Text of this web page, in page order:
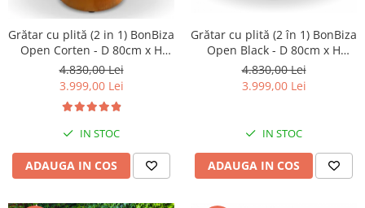
Grătar cu plită (2 in 1) BonBiza
Open Corten - D 80cm x H
100cm
4.830,00 Lei
3.999,00 Lei
IN STOC
ADAUGA IN COS
Grătar cu plită (2 în 1) BonBiza
Open Black - D 80cm x H
100cm
4.830,00 Lei
3.999,00 Lei
IN STOC
ADAUGA IN COS